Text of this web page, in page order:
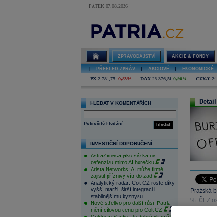
PÁTEK 07.08.2026
ZPRAVODAJSTVÍ AKCIE & FONDY
PŘEHLED ZPRÁV AKCIOVÉ EKONOMICKÉ
PX 2 781,75 -0,83% DAX 26 376,51 0,90% CZK/€
HLEDAT V KOMENTÁŘÍCH
hledat
Pokročilé hledání
INVESTIČNÍ DOPORUČENÍ
AstraZeneca jako sázka na
defenzivu mimo AI horečku
Arista Networks: AI může firmě
zajistit příznivý vítr do zad
Analytický radar: Colt CZ roste díky
vyšší marži, širší integraci i
stabilnějšímu byznysu
Nové střelivo pro další růst. Patria
mění cílovou cenu pro Colt CZ
Pražská
%. ČEZ